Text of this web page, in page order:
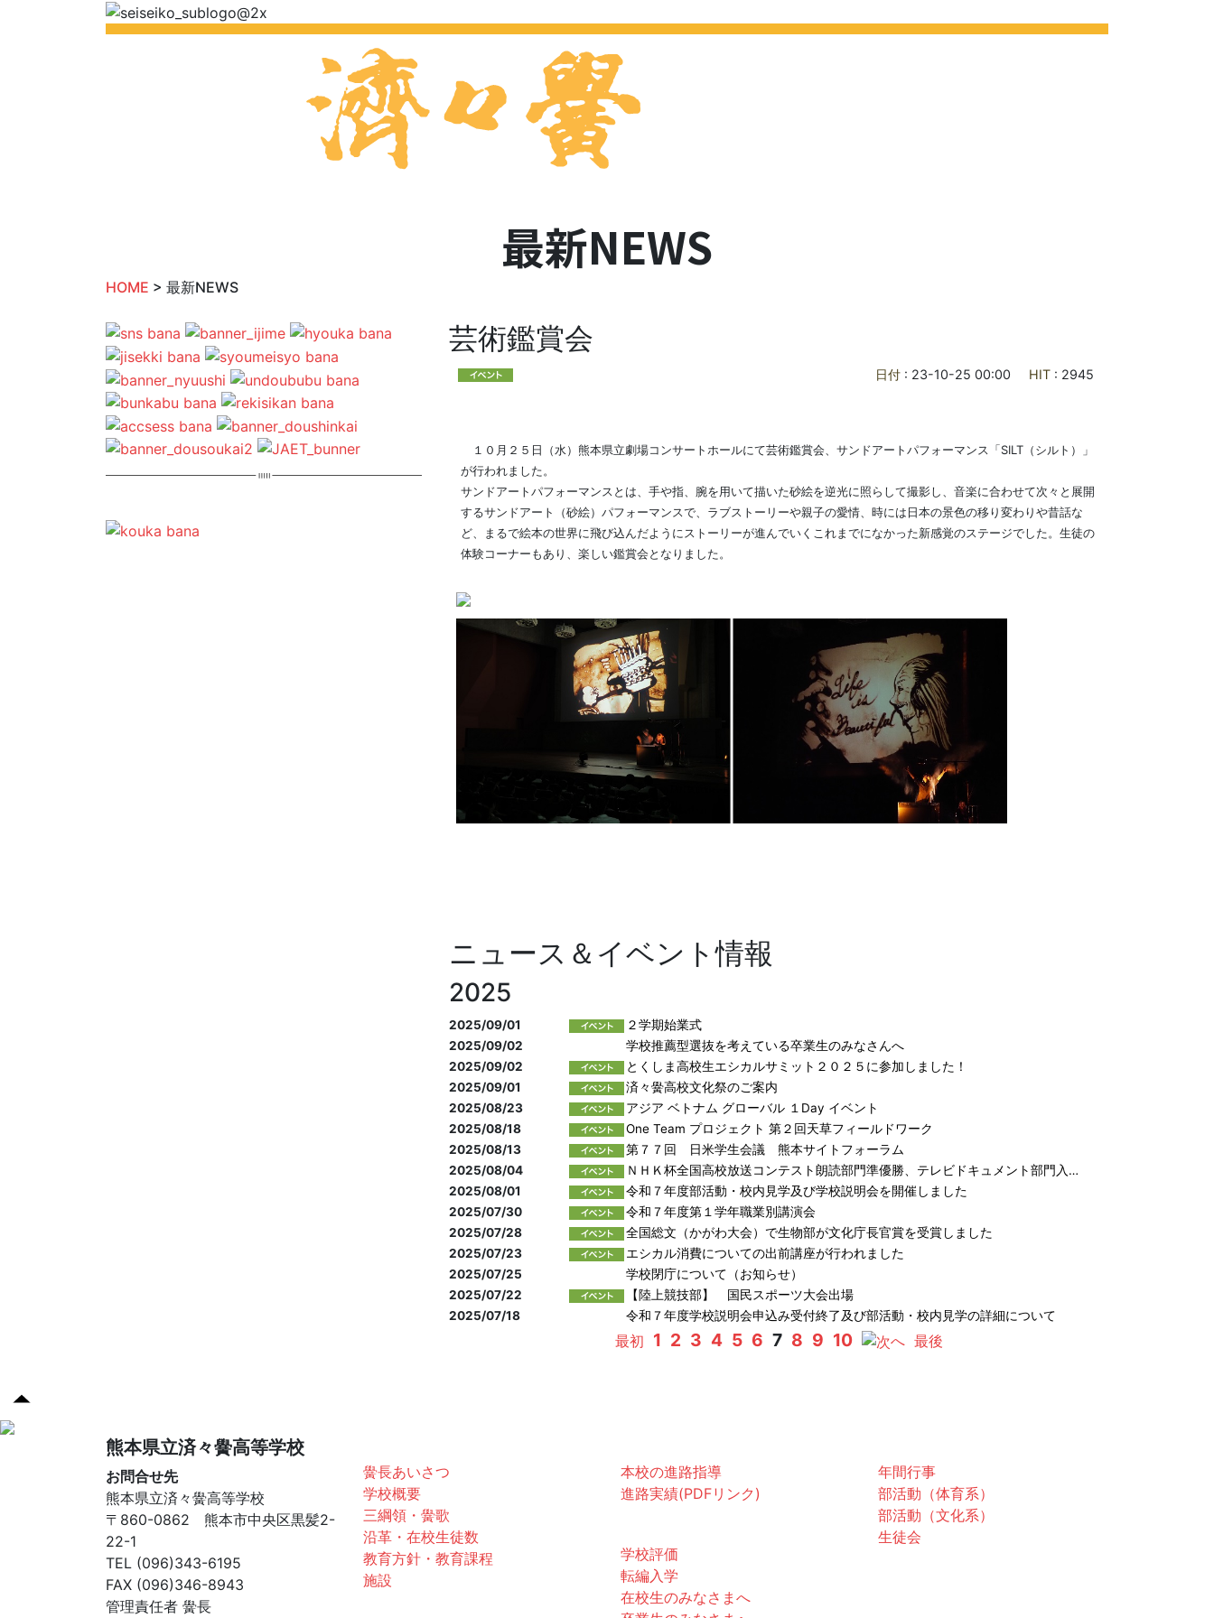
最新NEWS
HOME > 最新NEWS
芸術鑑賞会
日付 : 23-10-25 00:00 HIT : 2945
１０月２５日（水）熊本県立劇場コンサートホールにて芸術鑑賞会、サンドアートパフォーマンス「SILT（シルト）」
が行われました。
サンドアートパフォーマンスとは、手や指、腕を用いて描いた砂絵を逆光に照らして撮影し、音楽に合わせて次々と展開
するサンドアート（砂絵）パフォーマンスで、ラブストーリーや親子の愛情、時には日本の景色の移り変わりや昔話な
ど、まるで絵本の世界に飛び込んだようにストーリーが進んでいくこれまでになかった新感覚のステージでした。生徒の
体験コーナーもあり、楽しい鑑賞会となりました。
ニュース＆イベント情報
2025
2025/09/01
２学期始業式
2025/09/02
学校推薦型選抜を考えている卒業生のみなさんへ
2025/09/02
とくしま高校生エシカルサミット２０２５に参加しました！
2025/09/01
済々黌高校文化祭のご案内
2025/08/23
アジア ベトナム グローバル １Day イベント
2025/08/18
One Team プロジェクト 第２回天草フィールドワーク
2025/08/13
第７７回 日米学生会議 熊本サイトフォーラム
2025/08/04
ＮＨＫ杯全国高校放送コンテスト朗読部門準優勝、テレビドキュメント部門入…
2025/08/01
令和７年度部活動・校内見学及び学校説明会を開催しました
2025/07/30
令和７年度第１学年職業別講演会
2025/07/28
全国総文（かがわ大会）で生物部が文化庁長官賞を受賞しました
2025/07/23
エシカル消費についての出前講座が行われました
2025/07/25
学校閉庁について（お知らせ）
2025/07/22
【陸上競技部】 国民スポーツ大会出場
2025/07/18
令和７年度学校説明会申込み受付終了及び部活動・校内見学の詳細について
最初 1 2 3 4 5 6 7 8 9 10 へ 最後
熊本県立済々黌高等学校
お問合せ先
熊本県立済々黌高等学校
〒860-0862 熊本市中央区黒髪2-
22-1
TEL (096)343-6195
FAX (096)346-8943
管理責任者 黌長
黌長あいさつ
学校概要
三綱領・黌歌
沿革・在校生徒数
教育方針・教育課程
施設
本校の進路指導
進路実績(PDFリンク)
学校評価
転編入学
在校生のみなさまへ
年間行事
部活動（体育系）
部活動（文化系）
生徒会